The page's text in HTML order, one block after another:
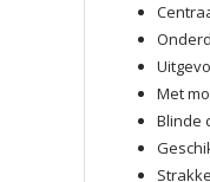
Met
Blinde